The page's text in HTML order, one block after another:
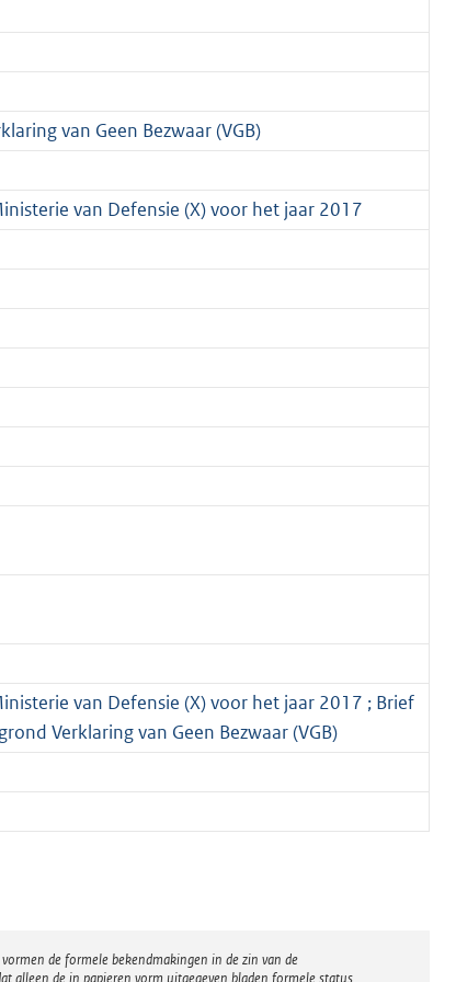
van Geen Bezwaar (VGB)
van Defensie (X) voor het jaar 2017
van Defensie (X) voor het jaar 2017 ; Brief
Verklaring van Geen Bezwaar (VGB)
de formele bekendmakingen in de zin van de
alleen de in papieren vorm uitgegeven bladen formele status